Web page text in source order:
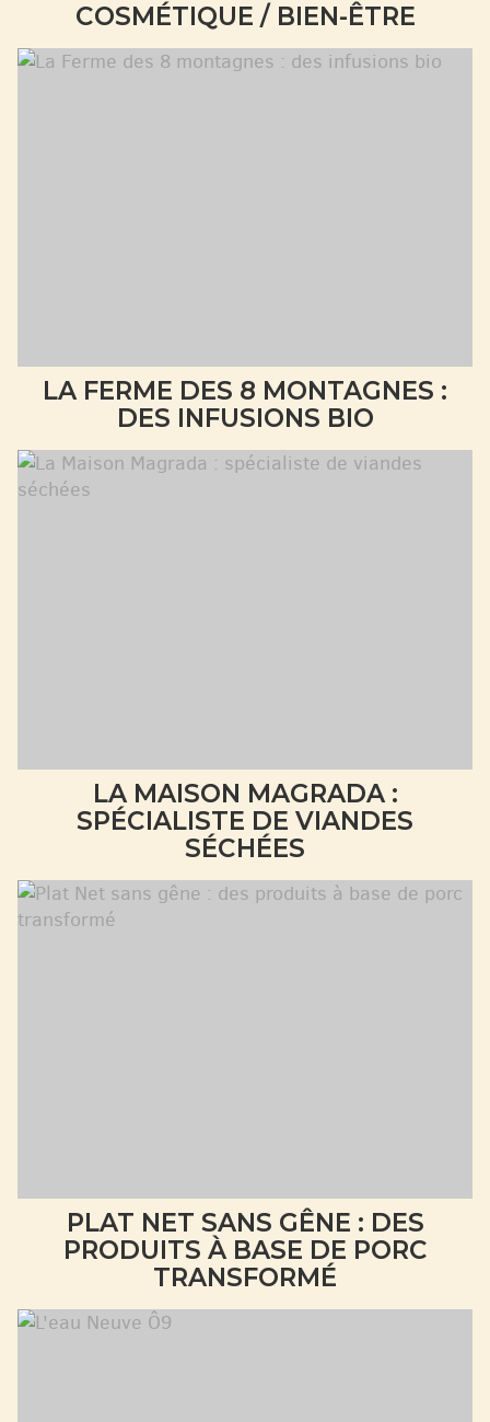
COSMÉTIQUE / BIEN-ÊTRE
LA FERME DES 8 MONTAGNES :
DES INFUSIONS BIO
LA MAISON MAGRADA :
SPÉCIALISTE DE VIANDES
SÉCHÉES
PLAT NET SANS GÊNE : DES
PRODUITS À BASE DE PORC
TRANSFORMÉ